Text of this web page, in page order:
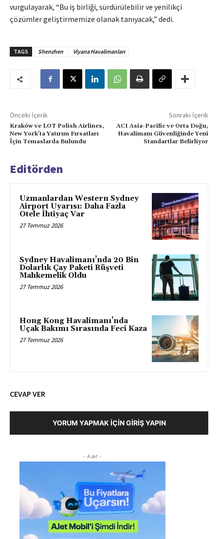
vurgulayarak, “Bu iş birliği, sürdürülebilir ve yenilikçi
çözümler geliştirmemize olanak tanıyacak,” dedi.
TAGS Shenzhen Viyana Havalimanları
Önceki İçerik
Kraków ve LOT Polish Airlines,
New York’ta Yatırım Fırsatları
İçin Temaslarda Bulundu
Sonraki İçerik
ACI Asia-Pacific ve Orta Doğu,
Havalimanı Güvenliğinde Yeni
Standartlar Belirliyor
Editörden
Uzmanlardan Western Sydney
Airport Uyarısı: Daha Fazla
Otele İhtiyaç Var
27 Temmuz 2026
Sydney Havalimanı’nda 20 Bin
Dolarlık Çay Paketi Rüşveti
Mahkemelik Oldu
27 Temmuz 2026
Hong Kong Havalimanı’nda
Uçak Bakımı Sırasında Feci Kaza
27 Temmuz 2026
CEVAP VER
YORUM YAPMAK İÇIN GIRIŞ YAPIN
- AJet -